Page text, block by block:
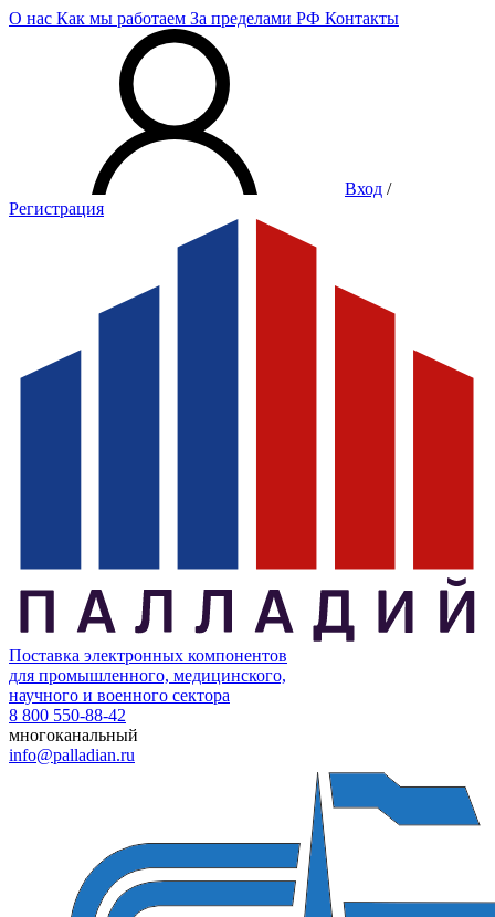
О нас Как мы работаем За пределами РФ Контакты
Вход /
Регистрация
Поставка электронных компонентов
для промышленного, медицинского,
научного и военного сектора
8 800 550-88-42
многоканальный
info@palladian.ru